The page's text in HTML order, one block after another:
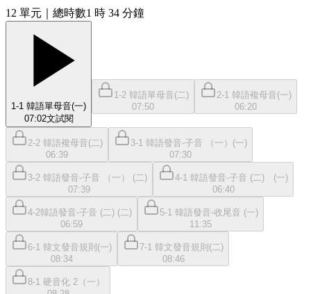
12 單元 ｜總時數1 時 34 分鐘
1-1 韓語單母音(一)
07:02文試閱
1-2 韓語單母音(二)
07:50
2-1 韓語複母音(一)
06:20
2-2 韓語複母音(二)
06:39
3-1 韓語發音-子音 （一）(一)
07:30
3-2 韓語發音-子音 （一） (二)
07:39
4-1 韓語發音-子音 (二) (一)
06:40
4-2韓語發音-子音 (二) (二)
06:59
5-1 韓語發音-收尾音 (一)
11:35
6-1 韓文發音規則(一)
08:34
7-1 韓文發音規則(二)
08:46
8-1 硬音化 2（一）